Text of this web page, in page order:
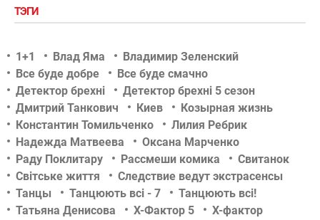
ТЭГИ
1+1 Влад Яма
Владимир Зеленский
Все буде добре
Все буде смачно
Детектор брехні
Детектор брехні 5 сезон
Дмитрий Танкович
Киев
Козырная жизнь
Константин Томильченко
Лилия Ребрик
Надежда Матвеева
Оксана Марченко
Раду Поклитару
Рассмеши комика
Свитанок
Світське життя
Следствие ведут экстрасенсы
Танцы
Танцюють всі - 7
Танцюють всі!
Татьяна Денисова
Х-Фактор 5
Х-фактор